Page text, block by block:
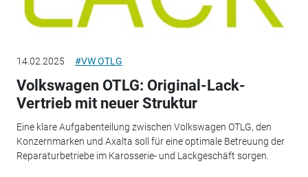
14.02.2025 #VW OTLG
Volkswagen OTLG: Original-Lack-
Vertrieb mit neuer Struktur
Eine klare Aufgabenteilung zwischen Volkswagen OTLG, den
Konzernmarken und Axalta soll für eine optimale Betreuung der
Reparaturbetriebe im Karosserie- und Lackgeschäft sorgen.